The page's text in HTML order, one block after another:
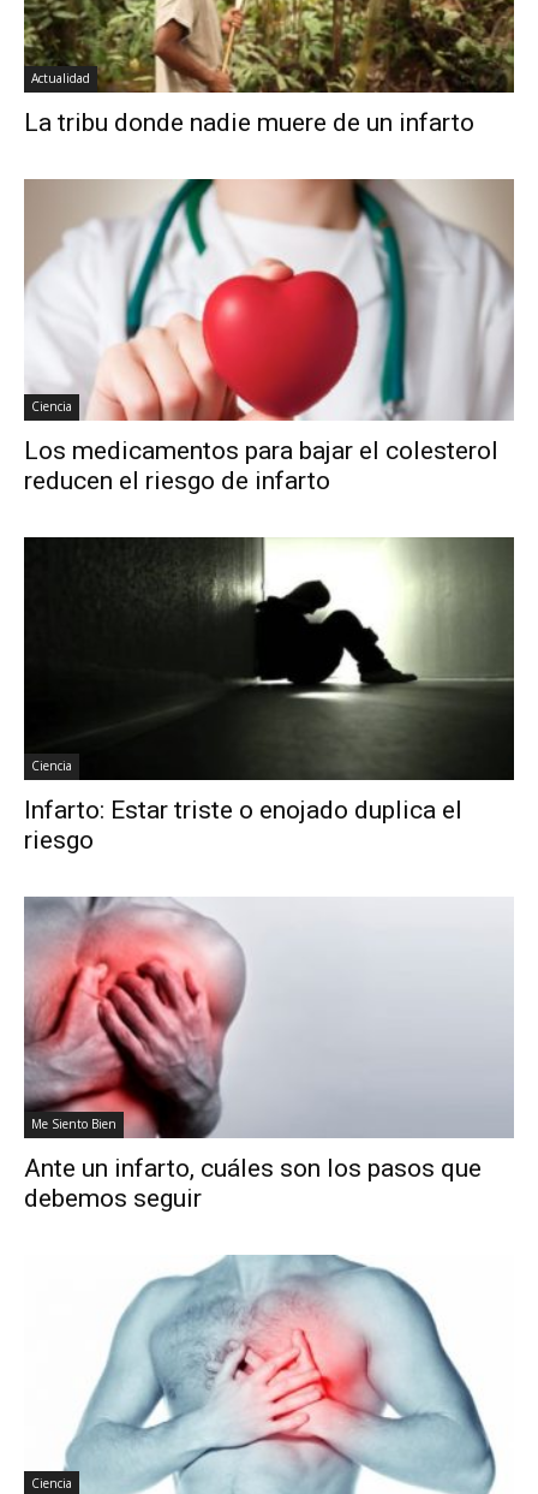
Actualidad
La tribu donde nadie muere de un infarto
Ciencia
Los medicamentos para bajar el colesterol
reducen el riesgo de infarto
Ciencia
Infarto: Estar triste o enojado duplica el
riesgo
Me Siento Bien
Ante un infarto, cuáles son los pasos que
debemos seguir
Ciencia